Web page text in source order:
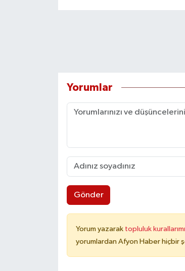
Yorumlar
Gönder
Yorum yazarak topluluk
yorumlardan Afyon Haber hiçbir